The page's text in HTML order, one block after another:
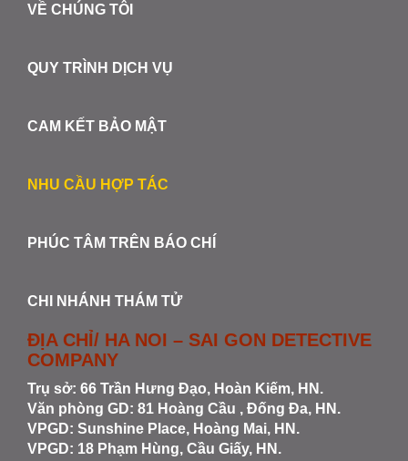
VỀ CHÚNG TÔI
QUY TRÌNH DỊCH VỤ
CAM KẾT BẢO MẬT
NHU CẦU HỢP TÁC
PHÚC TÂM TRÊN BÁO CHÍ
CHI NHÁNH THÁM TỬ
ĐỊA CHỈ/ HA NOI – SAI GON DETECTIVE
COMPANY
Trụ sở: 66 Trần Hưng Đạo, Hoàn Kiếm, HN.
Văn phòng GD: 81 Hoàng Cầu , Đống Đa, HN.
VPGD: Sunshine Place, Hoàng Mai, HN.
VPGD: 18 Phạm Hùng, Cầu Giấy, HN.